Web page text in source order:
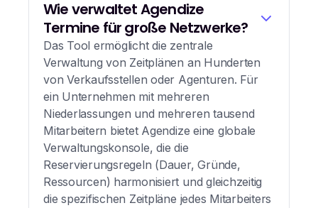
Wie verwaltet Agendize
Termine für große Netzwerke?
Das Tool ermöglicht die zentrale
Verwaltung von Zeitplänen an Hunderten
von Verkaufsstellen oder Agenturen. Für
ein Unternehmen mit mehreren
Niederlassungen und mehreren tausend
Mitarbeitern bietet Agendize eine globale
Verwaltungskonsole, die die
Reservierungsregeln (Dauer, Gründe,
Ressourcen) harmonisiert und gleichzeitig
die spezifischen Zeitpläne jedes Mitarbeiters